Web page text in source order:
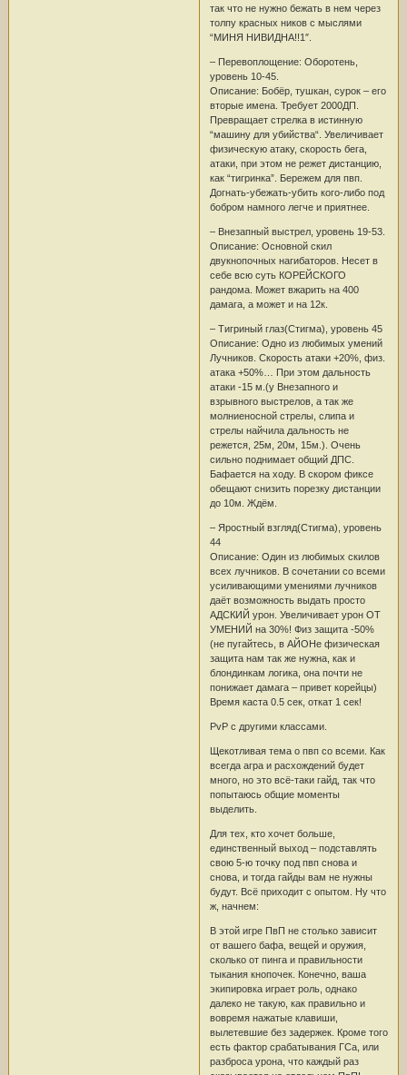
так что не нужно бежать в нем через
толпу красных ников с мыслями
“МИНЯ НИВИДНА!!1″.
– Перевоплощение: Оборотень,
уровень 10-45.
Описание: Бобёр, тушкан, сурок – его
вторые имена. Требует 2000ДП.
Превращает стрелка в истинную
“машину для убийства“. Увеличивает
физическую атаку, скорость бега,
атаки, при этом не режет дистанцию,
как “тигринка”. Бережем для пвп.
Догнать-убежать-убить кого-либо под
бобром намного легче и приятнее.
– Внезапный выстрел, уровень 19-53.
Описание: Основной скил
двукнопочных нагибаторов. Несет в
себе всю суть КОРЕЙСКОГО
рандома. Может вжарить на 400
дамага, а может и на 12к.
– Тигриный глаз(Стигма), уровень 45
Описание: Одно из любимых умений
Лучников. Скорость атаки +20%, физ.
атака +50%… При этом дальность
атаки -15 м.(у Внезапного и
взрывного выстрелов, а так же
молниеносной стрелы, слипа и
стрелы найчила дальность не
режется, 25м, 20м, 15м.). Очень
сильно поднимает общий ДПС.
Бафается на ходу. В скором фиксе
обещают снизить порезку дистанции
до 10м. Ждём.
– Яростный взгляд(Стигма), уровень
44
Описание: Один из любимых скилов
всех лучников. В сочетании со всеми
усиливающими умениями лучников
даёт возможность выдать просто
АДСКИЙ урон. Увеличивает урон ОТ
УМЕНИЙ на 30%! Физ защита -50%
(не пугайтесь, в АЙОНе физическая
защита нам так же нужна, как и
блондинкам логика, она почти не
понижает дамага – привет корейцы)
Время каста 0.5 сек, откат 1 сек!
PvP с другими классами.
Щекотливая тема о пвп со всеми. Как
всегда агра и расхождений будет
много, но это всё-таки гайд, так что
попытаюсь общие моменты
выделить.
Для тех, кто хочет больше,
единственный выход – подставлять
свою 5-ю точку под пвп снова и
снова, и тогда гайды вам не нужны
будут. Всё приходит с опытом. Ну что
ж, начнем:
В этой игре ПвП не столько зависит
от вашего бафа, вещей и оружия,
сколько от пинга и правильности
тыкания кнопочек. Конечно, ваша
экипировка играет роль, однако
далеко не такую, как правильно и
вовремя нажатые клавиши,
вылетевшие без задержек. Кроме того
есть фактор срабатывания ГСа, или
разброса урона, что каждый раз